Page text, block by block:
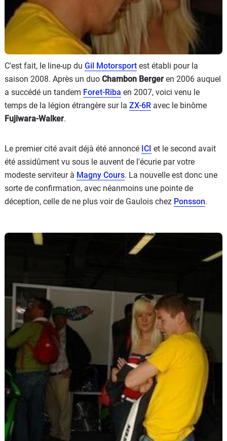
C'est fait, le line-up du Gil Motorsport est établi pour la
saison 2008. Après un duo Chambon Berger en 2006 auquel
a succédé un tandem Foret-Riba en 2007, voici venu le
temps de la légion étrangère sur la ZX-6R avec le binôme
Fujiwara-Walker.
Le premier cité avait déjà été annoncé ICI et le second avait
été assidûment vu sous le auvent de l'écurie par votre
modeste serviteur à Magny Cours. La nouvelle est donc une
sorte de confirmation, avec néanmoins une pointe de
déception, celle de ne plus voir de Gaulois chez Ponsson.